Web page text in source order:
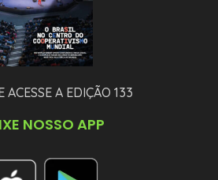
ACESSE A EDIÇÃO 133
NOSSO APP